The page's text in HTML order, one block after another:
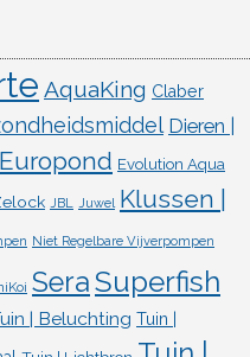
AquaKing Claber
Dieren |
Europond Evolution Aqua
JBL Juwel Klussen |
Niet Regelbare Vijverpompen
SeraSuperfish
| Beluchting Tuin |